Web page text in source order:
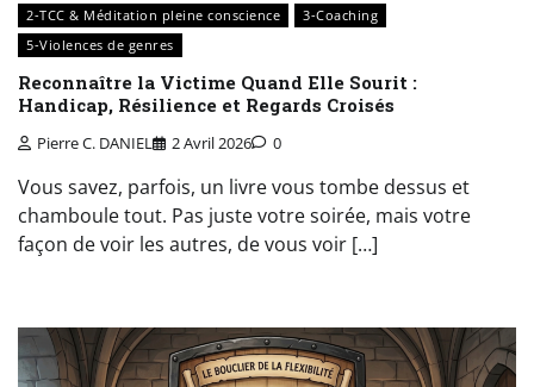
2-TCC & Méditation pleine conscience
3-Coaching
5-Violences de genres
Reconnaître la Victime Quand Elle Sourit :
Handicap, Résilience et Regards Croisés
Pierre C. DANIEL 2 Avril 2026 0
Vous savez, parfois, un livre vous tombe dessus et
chamboule tout. Pas juste votre soirée, mais votre
façon de voir les autres, de vous voir […]